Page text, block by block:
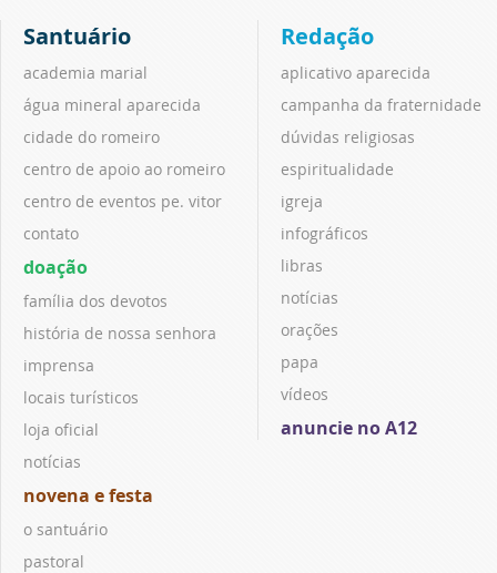
Santuário
academia marial
água mineral aparecida
cidade do romeiro
centro de apoio ao romeiro
centro de eventos pe. vitor
contato
doação
família dos devotos
história de nossa senhora
imprensa
locais turísticos
loja oficial
notícias
novena e festa
o santuário
pastoral
Redação
aplicativo aparecida
campanha da fraternidade
dúvidas religiosas
espiritualidade
igreja
infográficos
libras
notícias
orações
papa
vídeos
anuncie no A12